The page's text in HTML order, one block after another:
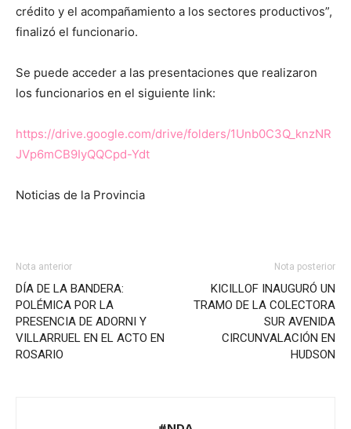
crédito y el acompañamiento a los sectores productivos”,
finalizó el funcionario.
Se puede acceder a las presentaciones que realizaron
los funcionarios en el siguiente link:
https://drive.google.com/drive/folders/1Unb0C3Q_knzNR
JVp6mCB9IyQQCpd-Ydt
Noticias de la Provincia
Nota anterior
DÍA DE LA BANDERA:
POLÉMICA POR LA
PRESENCIA DE ADORNI Y
VILLARRUEL EN EL ACTO EN
ROSARIO
Nota posterior
KICILLOF INAUGURÓ UN
TRAMO DE LA COLECTORA
SUR AVENIDA
CIRCUNVALACIÓN EN
HUDSON